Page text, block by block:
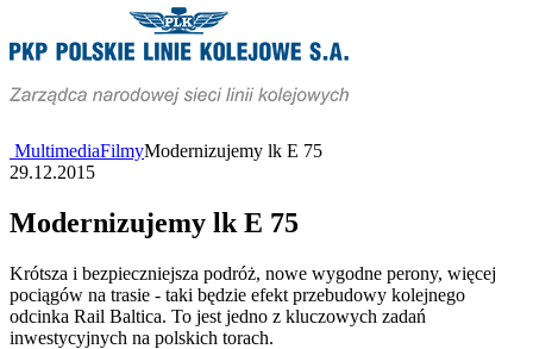
MultimediaFilmyModernizujemy lk E 75
29.12.2015
Modernizujemy lk E 75
Krótsza i bezpieczniejsza podróż, nowe wygodne perony, więcej
pociągów na trasie - taki będzie efekt przebudowy kolejnego
odcinka Rail Baltica. To jest jedno z kluczowych zadań
inwestycyjnych na polskich torach.